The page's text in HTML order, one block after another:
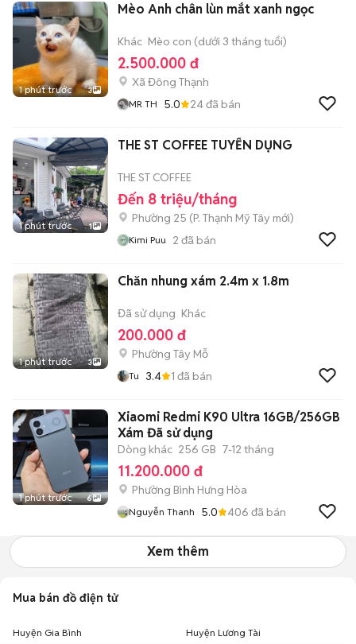
1 phút trước 3
Mèo Anh chân lùn mắt xanh ngọc
Khác Mèo con (dưới 3 tháng tuổi)
2.500.000 đ
Xã Đông Thạnh
MR TH 5.0 24đã bán
1 phút trước 1
THE ST COFFEE TUYỂN DỤNG
THE ST COFFEE
Đến 8 triệu/tháng
Phường 25 (P. Thạnh Mỹ Tây mới)
Kimi Puu 2 đã bán
1 phút trước 3
Chăn nhung xám 2.4m x 1.8m
Đã sử dụng Khác
200.000 đ
Phường Tây Mỗ
Tu 3.4 1 đã bán
1 phút trước 6
Xiaomi Redmi K90 Ultra 16GB/256GB
Xám Đã sử dụng
Dòng khác 256 GB 7-12 tháng
11.200.000 đ
Phường Bình Hưng Hòa
Nguyễn Thanh 5.0 406 đã bán
Xem thêm
Mua bán đồ điện tử
Huyện Gia Bình Huyện Lương Tài